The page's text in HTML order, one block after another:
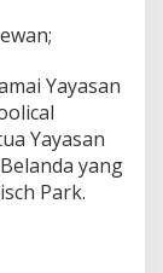
Yayasan
Yayasan
yang
Park.